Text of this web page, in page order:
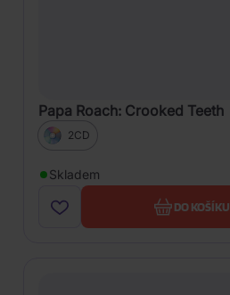
Papa Roach: Crooked Teeth
2CD
Skladem
DO KOŠÍKU